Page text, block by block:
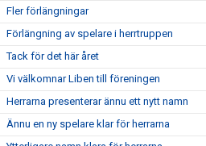
Fler förlängningar
Förlängning av spelare i herrtruppen
Tack för det här året
Vi välkomnar Liben till föreningen
Herrarna presenterar ännu ett nytt namn
Ännu en ny spelare klar för herrarna